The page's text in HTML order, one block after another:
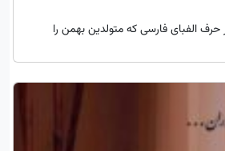
راز چهار حرف الفبای فارسی که متولدین بهمن را